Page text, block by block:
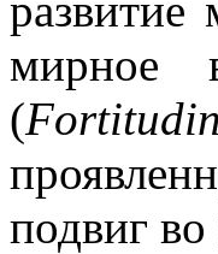
мирное
(
подвиг